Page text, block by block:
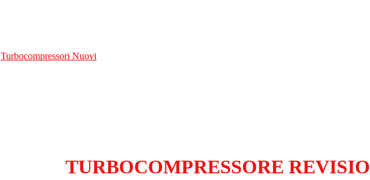
Turbocompressori Nuovi
TURBOCOMPRESSORE